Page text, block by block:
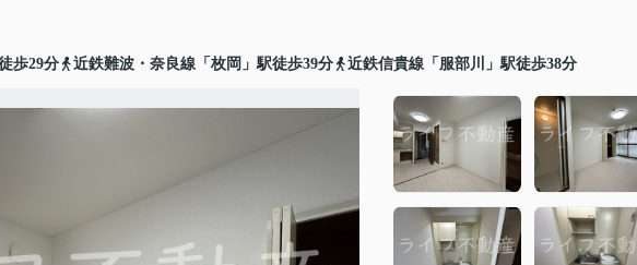
歩29分
近鉄難波・奈良線「枚岡」駅徒歩39分 近鉄信貴線「服部川」駅徒歩38分